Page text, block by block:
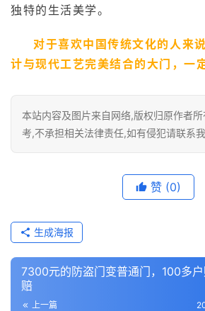
独特的生活美学。
对于喜欢中国传统文化的人来
计与现代工艺完美结合的大门，一
本站内容及图片来自网络,版权归原作者
考,不承担相关法律责任,如有侵犯请联系
赞 (0)
生成海报
7300元的防盗门变普通门，100多
赔
上一篇